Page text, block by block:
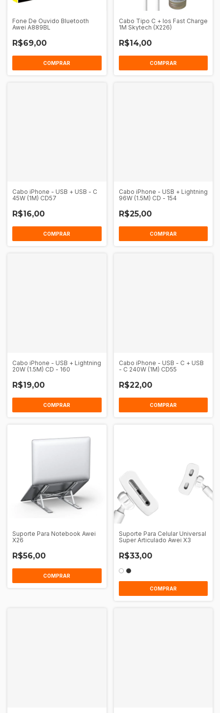
Fone De Ouvido Bluetooth
Awei A889BL
R$69,00
COMPRAR
Cabo Tipo C + Ios Fast Charge
1M Skytech (X226)
R$14,00
COMPRAR
Cabo iPhone - USB + USB - C
45W (1M) CD57
R$16,00
COMPRAR
Cabo iPhone - USB + Lightning
96W (1.5M) CD - 154
R$25,00
COMPRAR
Cabo iPhone - USB + Lightning
20W (1.5M) CD - 160
R$19,00
COMPRAR
Cabo iPhone - USB - C + USB
- C 240W (1M) CD55
R$22,00
COMPRAR
Suporte Para Notebook Awei
X26
R$56,00
COMPRAR
Suporte Para Celular Universal
Super Articulado Awei X3
R$33,00
COMPRAR